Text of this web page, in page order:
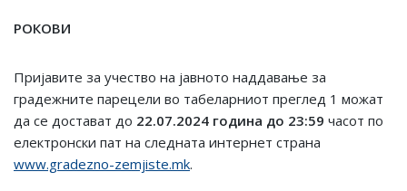
РОКОВИ
Пријавите за учество на јавното наддавање за
градежните парецели во табеларниот преглед 1 можат
да се достават до 22.07.2024 година до 23:59 часот по
електронски пат на следната интернет страна
www.gradezno-zemjiste.mk.